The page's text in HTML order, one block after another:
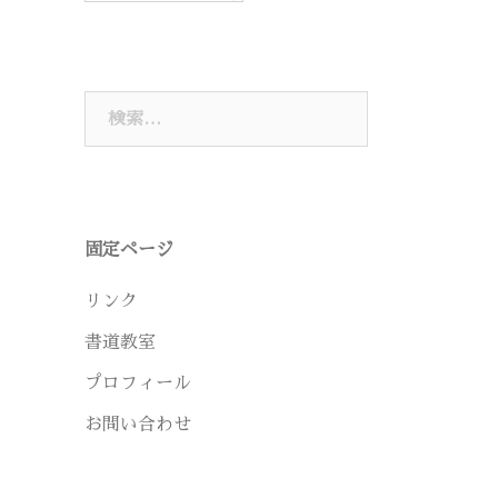
固定ページ
リンク
書道教室
プロフィール
お問い合わせ